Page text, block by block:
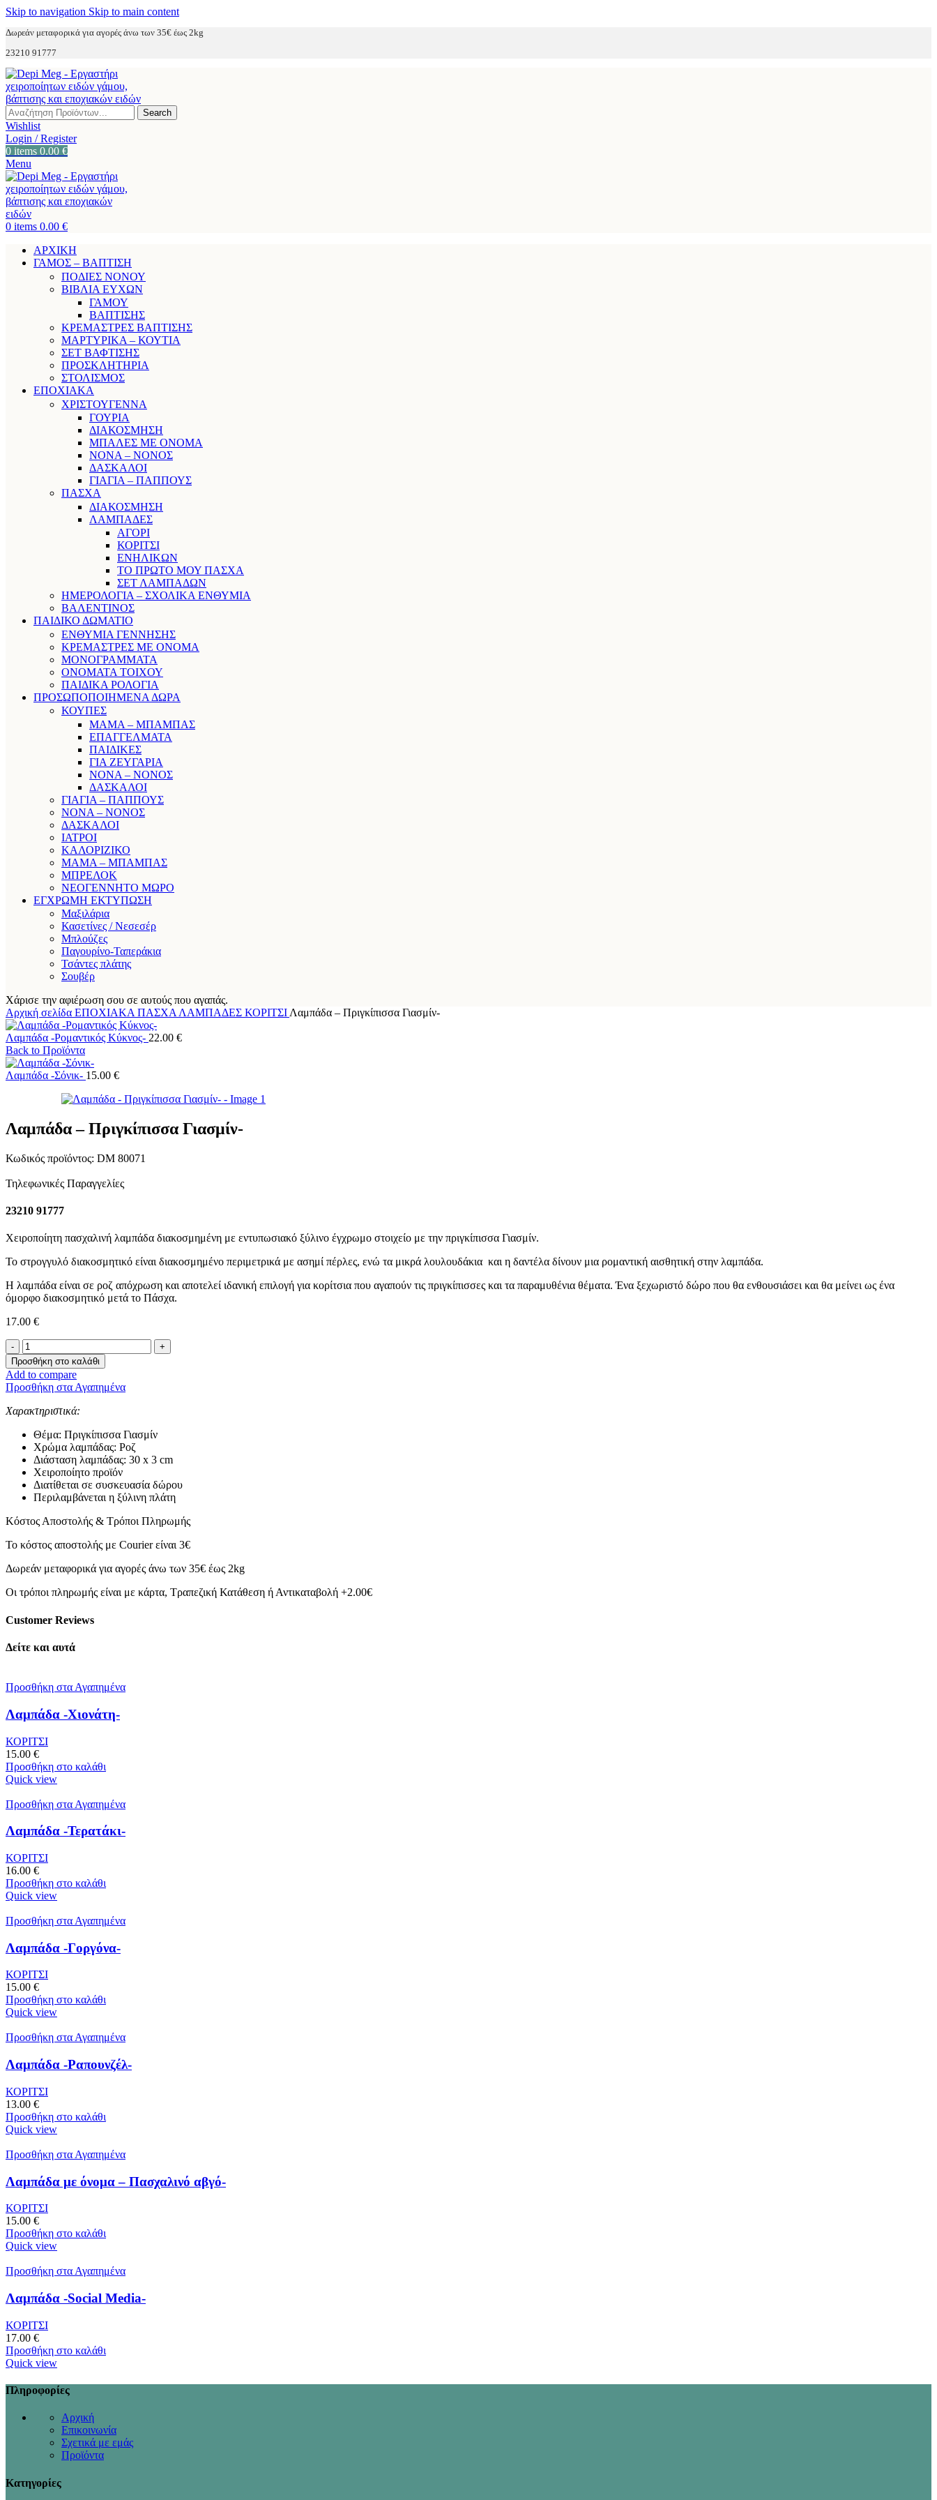
Skip to navigation Skip to main content
Δωρεάν μεταφορικά για αγορές άνω των 35€ έως 2kg
23210 91777
Search
Wishlist
Login / Register
0 items 0.00 €
Menu
0 items 0.00 €
ΑΡΧΙΚΗ
ΓΑΜΟΣ – ΒΑΠΤΙΣΗ
ΠΟΔΙΕΣ ΝΟΝΟΥ
ΒΙΒΛΙΑ ΕΥΧΩΝ
ΓΑΜΟΥ
ΒΑΠΤΙΣΗΣ
ΚΡΕΜΑΣΤΡΕΣ ΒΑΠΤΙΣΗΣ
ΜΑΡΤΥΡΙΚΑ – ΚΟΥΤΙΑ
ΣΕΤ ΒΑΦΤΙΣΗΣ
ΠΡΟΣΚΛΗΤΗΡΙΑ
ΣΤΟΛΙΣΜΟΣ
ΕΠΟΧΙΑΚΑ
ΧΡΙΣΤΟΥΓΕΝΝΑ
ΓΟΥΡΙΑ
ΔΙΑΚΟΣΜΗΣΗ
ΜΠΑΛΕΣ ΜΕ ΟΝΟΜΑ
ΝΟΝΑ – ΝΟΝΟΣ
ΔΑΣΚΑΛΟΙ
ΓΙΑΓΙΑ – ΠΑΠΠΟΥΣ
ΠΑΣΧΑ
ΔΙΑΚΟΣΜΗΣΗ
ΛΑΜΠΑΔΕΣ
ΑΓΟΡΙ
ΚΟΡΙΤΣΙ
ΕΝΗΛΙΚΩΝ
ΤΟ ΠΡΩΤΟ ΜΟΥ ΠΑΣΧΑ
ΣΕΤ ΛΑΜΠΑΔΩΝ
ΗΜΕΡΟΛΟΓΙΑ – ΣΧΟΛΙΚΑ ΕΝΘΥΜΙΑ
ΒΑΛΕΝΤΙΝΟΣ
ΠΑΙΔΙΚΟ ΔΩΜΑΤΙΟ
ΕΝΘΥΜΙΑ ΓΕΝΝΗΣΗΣ
ΚΡΕΜΑΣΤΡΕΣ ΜΕ ΟΝΟΜΑ
ΜΟΝΟΓΡΑΜΜΑΤΑ
ΟΝΟΜΑΤΑ ΤΟΙΧΟΥ
ΠΑΙΔΙΚΑ ΡΟΛΟΓΙΑ
ΠΡΟΣΩΠΟΠΟΙΗΜΕΝΑ ΔΩΡΑ
ΚΟΥΠΕΣ
ΜΑΜΑ – ΜΠΑΜΠΑΣ
ΕΠΑΓΓΕΛΜΑΤΑ
ΠΑΙΔΙΚΕΣ
ΓΙΑ ΖΕΥΓΑΡΙΑ
ΝΟΝΑ – ΝΟΝΟΣ
ΔΑΣΚΑΛΟΙ
ΓΙΑΓΙΑ – ΠΑΠΠΟΥΣ
ΝΟΝΑ – ΝΟΝΟΣ
ΔΑΣΚΑΛΟΙ
ΙΑΤΡΟΙ
ΚΑΛΟΡΙΖΙΚΟ
ΜΑΜΑ – ΜΠΑΜΠΑΣ
ΜΠΡΕΛΟΚ
ΝΕΟΓΕΝΝΗΤΟ ΜΩΡΟ
ΕΓΧΡΩΜΗ ΕΚΤΥΠΩΣΗ
Μαξιλάρια
Κασετίνες / Νεσεσέρ
Μπλούζες
Παγουρίνο-Ταπεράκια
Τσάντες πλάτης
Σουβέρ
Χάρισε την αφιέρωση σου σε αυτούς που αγαπάς.
Αρχική σελίδα ΕΠΟΧΙΑΚΑ ΠΑΣΧΑ ΛΑΜΠΑΔΕΣ ΚΟΡΙΤΣΙ Λαμπάδα – Πριγκίπισσα Γιασμίν-
Λαμπάδα -Ρομαντικός Κύκνος- 22.00 €
Back to Προϊόντα
Λαμπάδα -Σόνικ- 15.00 €
Λαμπάδα – Πριγκίπισσα Γιασμίν-
Κωδικός προϊόντος: DM 80071
Τηλεφωνικές Παραγγελίες
23210 91777
Χειροποίητη πασχαλινή λαμπάδα διακοσμημένη με εντυπωσιακό ξύλινο έγχρωμο στοιχείο με την πριγκίπισσα Γιασμίν.
Το στρογγυλό διακοσμητικό είναι διακοσμημένο περιμετρικά με ασημί πέρλες, ενώ τα μικρά λουλουδάκια και η δαντέλα δίνουν μια ρομαντική αισθητική στην λαμπάδα.
Η λαμπάδα είναι σε ροζ απόχρωση και αποτελεί ιδανική επιλογή για κορίτσια που αγαπούν τις πριγκίπισσες και τα παραμυθένια θέματα. Ένα ξεχωριστό δώρο που θα ενθουσιάσει και θα μείνει ως ένα
όμορφο διακοσμητικό μετά το Πάσχα.
17.00 €
Λαμπάδα
-
Πριγκίπισσα
Γιασμίν-
ποσότητα
Προσθήκη στο καλάθι
Add to compare
Προσθήκη στα Αγαπημένα
Χαρακτηριστικά:
Θέμα: Πριγκίπισσα Γιασμίν
Χρώμα λαμπάδας: Ροζ
Διάσταση λαμπάδας: 30 x 3 cm
Χειροποίητο προϊόν
Διατίθεται σε συσκευασία δώρου
Περιλαμβάνεται η ξύλινη πλάτη
Κόστος Αποστολής & Τρόποι Πληρωμής
Το κόστος αποστολής με Courier είναι 3€
Δωρεάν μεταφορικά για αγορές άνω των 35€ έως 2kg
Οι τρόποι πληρωμής είναι με κάρτα, Τραπεζική Κατάθεση ή Αντικαταβολή +2.00€
Customer Reviews
Δείτε και αυτά
Προσθήκη στα Αγαπημένα
Λαμπάδα -Χιονάτη-
ΚΟΡΙΤΣΙ
15.00 €
Προσθήκη στο καλάθι
Quick view
Προσθήκη στα Αγαπημένα
Λαμπάδα -Τερατάκι-
ΚΟΡΙΤΣΙ
16.00 €
Προσθήκη στο καλάθι
Quick view
Προσθήκη στα Αγαπημένα
Λαμπάδα -Γοργόνα-
ΚΟΡΙΤΣΙ
15.00 €
Προσθήκη στο καλάθι
Quick view
Προσθήκη στα Αγαπημένα
Λαμπάδα -Ραπουνζέλ-
ΚΟΡΙΤΣΙ
13.00 €
Προσθήκη στο καλάθι
Quick view
Προσθήκη στα Αγαπημένα
Λαμπάδα με όνομα – Πασχαλινό αβγό-
ΚΟΡΙΤΣΙ
15.00 €
Προσθήκη στο καλάθι
Quick view
Προσθήκη στα Αγαπημένα
Λαμπάδα -Social Media-
ΚΟΡΙΤΣΙ
17.00 €
Προσθήκη στο καλάθι
Quick view
Πληροφορίες
Αρχική
Επικοινωνία
Σχετικά με εμάς
Προϊόντα
Κατηγορίες